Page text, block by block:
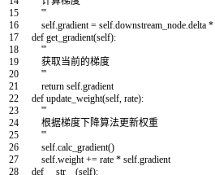
15
16
17
18
19
20
21
22
23
24
25
26
27
28
'''
self.gradient = self.downstream_node.delta *
def get_gradient(self):
'''
获取当前的梯度
'''
return self.gradient
def update_weight(self, rate):
'''
根据梯度下降算法更新权重
'''
self.calc_gradient()
self.weight += rate * self.gradient
def
__str__ (self):